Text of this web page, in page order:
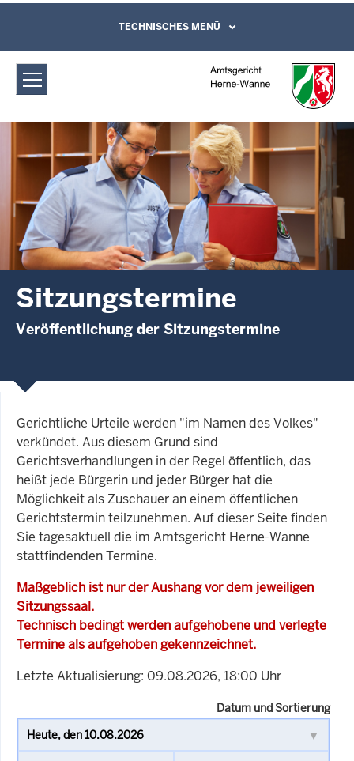
Amtsgericht Herne-Wanne:
Sitzungstermine
Direkt zum Inhalt
Leichte Sprache, Gebärdensprachenvideo
und Kontaktformular
TECHNISCHES MENÜ
Sitzungstermine
Veröffentlichung der Sitzungstermine
Gerichtliche Urteile werden "im Namen des Volkes"
verkündet. Aus diesem Grund sind
Gerichtsverhandlungen in der Regel öffentlich, das
heißt jede Bürgerin und jeder Bürger hat die
Möglichkeit als Zuschauer an einem öffentlichen
Gerichtstermin teilzunehmen. Auf dieser Seite finden
Sie tagesaktuell die im Amtsgericht Herne-Wanne
stattfindenden Termine.
Maßgeblich ist nur der Aushang vor dem jeweiligen
Sitzungssaal.
Technisch bedingt werden aufgehobene und verlegte
Termine als aufgehoben gekennzeichnet.
Letzte Aktualisierung: 09.08.2026, 18:00 Uhr
Datum und Sortierung